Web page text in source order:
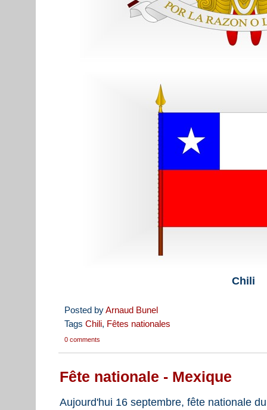
Chili
Posted byArnaud Bunel
Tags Chili, Fêtes nationales
0 comments
Fête nationale - Mexique
Aujourd'hui 16 septembre, fête nationale